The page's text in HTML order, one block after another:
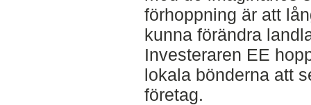
förhoppning är att
kunna förändra
Investeraren EE
lokala bönderna att
företag.